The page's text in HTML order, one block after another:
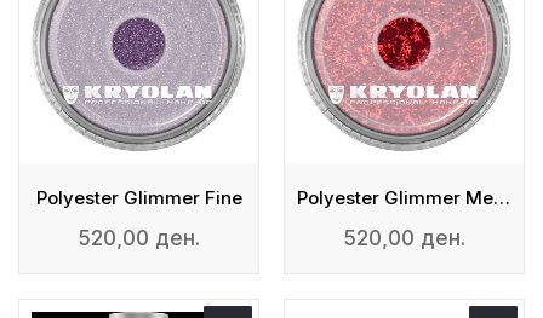
Polyester Glimmer Fine
520,00 ден.
Polyester Glimmer Medium
520,00 ден.